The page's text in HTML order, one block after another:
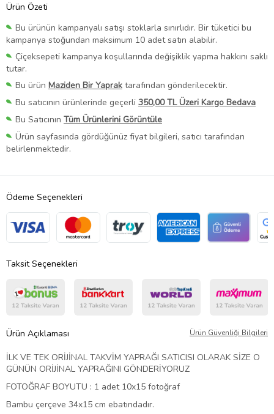
Ürün Özeti
Bu ürünün kampanyalı satışı stoklarla sınırlıdır. Bir tüketici bu
kampanya stoğundan maksimum 10 adet satın alabilir.
Çiçeksepeti kampanya koşullarında değişiklik yapma hakkını saklı
tutar.
Bu ürün Maziden Bir Yaprak tarafından gönderilecektir.
Bu satıcının ürünlerinde geçerli 350,00 TL Üzeri Kargo Bedava
Bu Satıcının Tüm Ürünlerini Görüntüle
Ürün sayfasında gördüğünüz fiyat bilgileri, satıcı tarafından
belirlenmektedir.
Ödeme Seçenekleri
Taksit Seçenekleri
Ürün Açıklaması Ürün Güvenliği Bilgileri
İLK VE TEK ORİJİNAL TAKVİM YAPRAĞI SATICISI OLARAK SİZE O
GÜNÜN ORİJİNAL YAPRAĞINI GÖNDERİYORUZ
FOTOĞRAF BOYUTU : 1 adet 10x15 fotoğraf
Bambu çerçeve 34x15 cm ebatındadır.